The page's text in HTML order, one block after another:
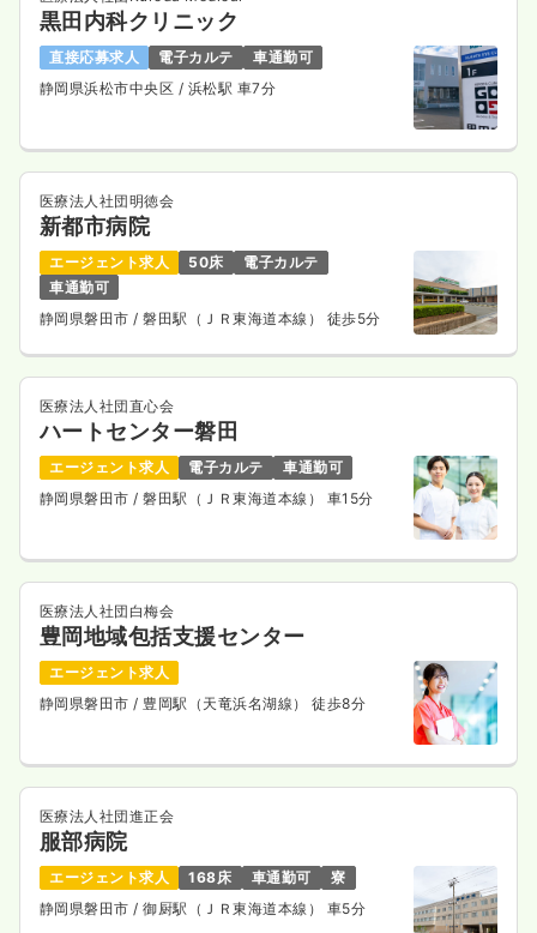
黒田内科クリニック
直接応募求人 電子カルテ
車通勤可
静岡県浜松市中央区 / 浜松駅 車7分
医療法人社団明徳会
新都市病院
エージェント求人 50床
電子カルテ
車通勤可
静岡県磐田市 / 磐田駅（ＪＲ東海道本線） 徒歩5分
医療法人社団直心会
ハートセンター磐田
エージェント求人 電子カルテ
車通勤可
静岡県磐田市/ 磐田駅（ＪＲ東海道本線） 車15分
医療法人社団白梅会
豊岡地域包括支援センター
エージェント求人
静岡県磐田市/ 豊岡駅（天竜浜名湖線） 徒歩8分
医療法人社団進正会
服部病院
エージェント求人 168床 車通勤可
寮
静岡県磐田市/ 御厨駅（ＪＲ東海道本線） 車5分